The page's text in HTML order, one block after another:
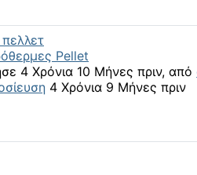
Pellet
4 Χρόνια 10 Μήνες πριν, από
4 Χρόνια 9 Μήνες πριν